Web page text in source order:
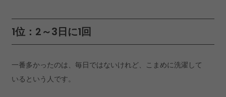
1位：2～3日に1回
一番多かったのは、毎日ではないけれど、こまめに洗濯して
いるという人です。